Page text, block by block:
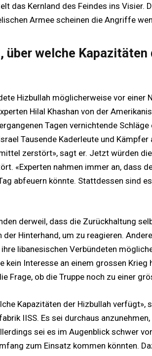
das Kernland des Feindes ins Visier.
Armee scheinen die Angriffe
über welche Kapazitäten
Hizbullah möglicherweise vor einer
Hilal Khashan von der
Tagen vernichtende
Tausende Kaderleute und
zerstört», sagt er. Jetzt würden
«Experten nahmen immer an, dass
abfeuern könnte. Stattdessen sind
derweil, dass die Zurückhaltung
Hinterhand, um zu reagieren.
libanesischen Verbündeten
kein Interesse an einem grossen Krieg
Frage, ob die Truppe noch zu einer
Kapazitäten der Hizbullah verfügt»,
IISS. Es sei durchaus
sei es im Augenblick schwer
zum Einsatz kommen könnten.